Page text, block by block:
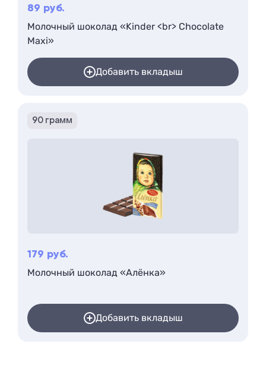
89 руб.
Молочный шоколад «Kinder <br> Chocolate
Maxi»
Добавить вкладыш
90 грамм
179 руб.
Молочный шоколад «Алёнка»
Добавить вкладыш